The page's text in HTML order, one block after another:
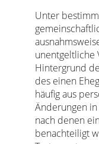
Unter
unentgeltliche
Hintergrund
des einen
häufig aus
Änderungen
nach denen
benachteiligt